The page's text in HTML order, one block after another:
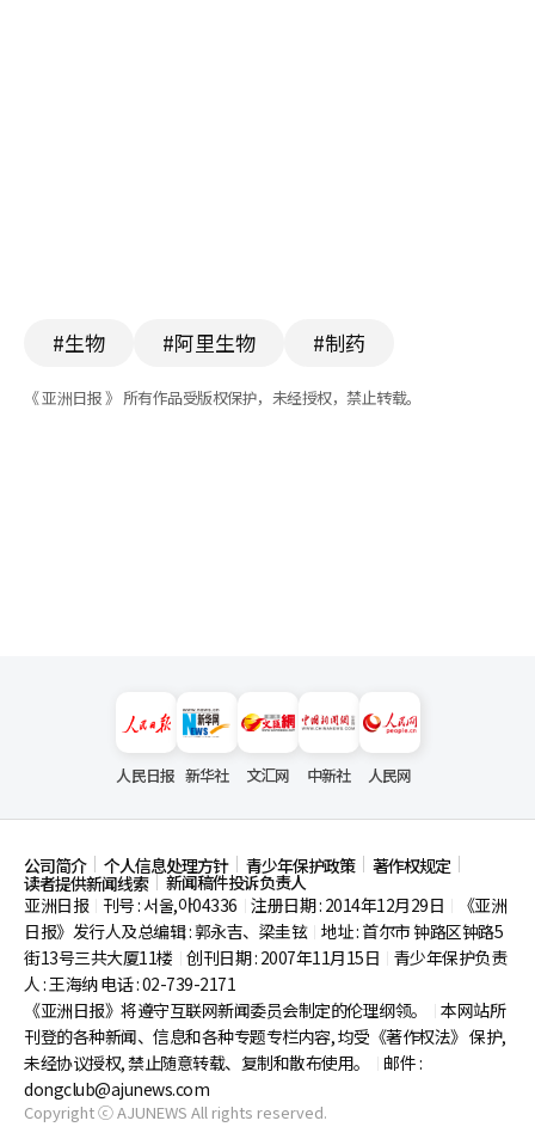
#生物 #阿里生物 #制药
《 亚洲日报 》 所有作品受版权保护，未经授权，禁止转载。
人民日报 新华社 文汇网 中新社 人民网
公司简介 个人信息处理方针 青少年保护政策 著作权规定
读者提供新闻线索
新闻稿件投诉负责人
亚洲日报
刊号 : 서울,아04336 注册日期 : 2014年12月29日
《亚洲
日报》发行人及总编辑 : 郭永吉、梁圭铉 地址 : 首尔市钟路区钟路5
街13号三共大厦11楼 创刊日期 : 2007年11月15日
青少年保护负责
人 : 王海纳 电话 : 02-739-2171
《亚洲日报》将遵守互联网新闻委员会制定的伦理纲领。
本网站所
刊登的各种新闻、信息和各种专题专栏内容, 均受《著作权法》 保护,
未经协议授权, 禁止随意转载、复制和散布使用。
邮件 :
dongclub@ajunews.com
Copyright ⓒ AJUNEWS All rights reserved.